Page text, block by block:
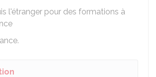
l'étranger pour des formations à